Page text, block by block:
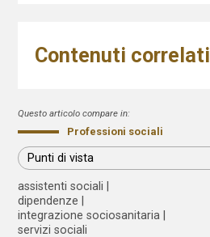
Contenuti correlati
Questo articolo compare in:
Professioni sociali
Punti di vista
assistenti sociali
dipendenze
integrazione sociosanitaria
servizi sociali